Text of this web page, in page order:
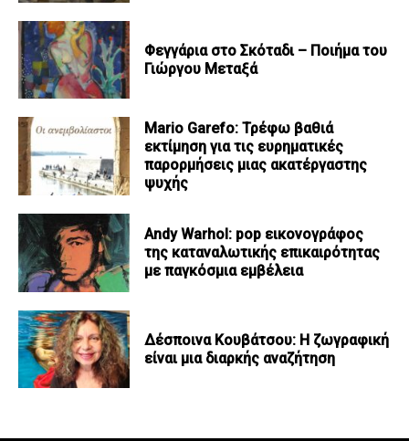
Φεγγάρια στο Σκόταδι – Ποιήμα του
Γιώργου Μεταξά
Mario Garefo: Τρέφω βαθιά
εκτίμηση για τις ευρηματικές
παρορμήσεις μιας ακατέργαστης
ψυχής
Andy Warhol: pop εικονογράφος
της καταναλωτικής επικαιρότητας
με παγκόσμια εμβέλεια
Δέσποινα Κουβάτσου: Η ζωγραφική
είναι μια διαρκής αναζήτηση